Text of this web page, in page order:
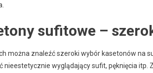
sufitowe –
można znaleźć szeroki wybór kasetonów na
nieestetycznie wyglądający sufit, pęknięcia